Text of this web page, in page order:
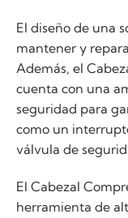
El diseño de una
mantener y
Además, el
cuenta con una
seguridad para
como un
válvula de
El Cabezal
herramienta de